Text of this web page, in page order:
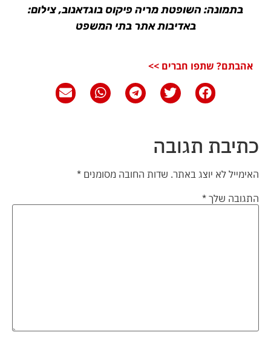
בתמונה: השופטת מריה פיקוס בוגדאנוב, צילום:
באדיבות אתר בתי המשפט
אהבתם? שתפו חברים >>
כתיבת תגובה
האימייל לא יוצג באתר. שדות החובה מסומנים *
התגובה שלך *